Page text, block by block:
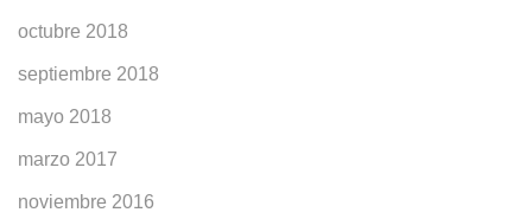
octubre 2018
septiembre 2018
mayo 2018
marzo 2017
noviembre 2016